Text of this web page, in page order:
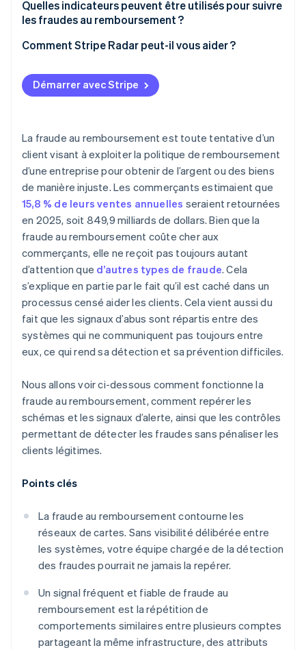
Quelles indicateurs peuvent être utilisés pour suivre
les fraudes au remboursement ?
Comment Stripe Radar peut-il vous aider ?
Démarrer avec Stripe
La fraude au remboursement est toute tentative d’un
client visant à exploiter la politique de remboursement
d’une entreprise pour obtenir de l’argent ou des biens
de manière injuste. Les commerçants estimaient que
15,8 % de leurs ventes annuelles seraient retournées
en 2025, soit 849,9 milliards de dollars. Bien que la
fraude au remboursement coûte cher aux
commerçants, elle ne reçoit pas toujours autant
d’attention que d’autres types de fraude. Cela
s’explique en partie par le fait qu’il est caché dans un
processus censé aider les clients. Cela vient aussi du
fait que les signaux d’abus sont répartis entre des
systèmes qui ne communiquent pas toujours entre
eux, ce qui rend sa détection et sa prévention difficiles.
Nous allons voir ci-dessous comment fonctionne la
fraude au remboursement, comment repérer les
schémas et les signaux d’alerte, ainsi que les contrôles
permettant de détecter les fraudes sans pénaliser les
clients légitimes.
Points clés
La fraude au remboursement contourne les
réseaux de cartes. Sans visibilité délibérée entre
les systèmes, votre équipe chargée de la détection
des fraudes pourrait ne jamais la repérer.
Un signal fréquent et fiable de fraude au
remboursement est la répétition de
comportements similaires entre plusieurs comptes
partageant la même infrastructure, des attributs